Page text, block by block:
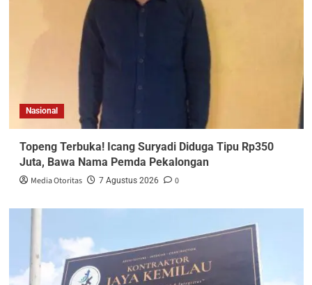
Nasional
Topeng Terbuka! Icang Suryadi Diduga Tipu Rp350
Juta, Bawa Nama Pemda Pekalongan
Media Otoritas 7 Agustus 2026 0